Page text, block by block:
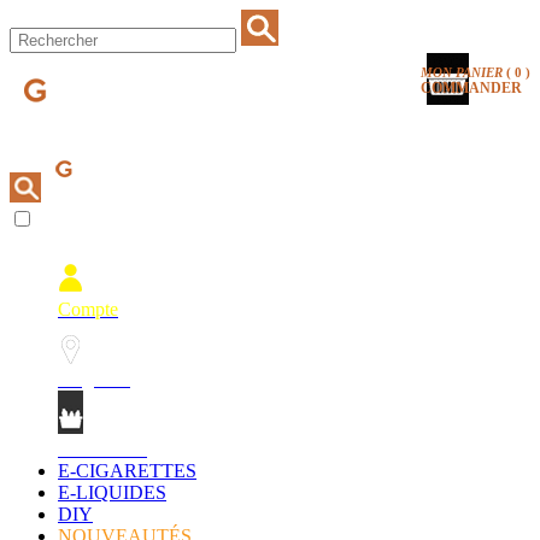
MON PANIER ( 0 )
COMMANDER
Compte
E-CIGARETTES
E-LIQUIDES
DIY
NOUVEAUTÉS